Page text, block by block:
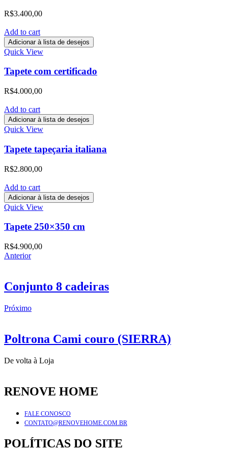
R$3.400,00
Add to cart
Adicionar à lista de desejos
Quick View
Tapete com certificado
R$4.000,00
Add to cart
Adicionar à lista de desejos
Quick View
Tapete tapeçaria italiana
R$2.800,00
Add to cart
Adicionar à lista de desejos
Quick View
Tapete 250×350 cm
R$4.900,00
Anterior
Conjunto 8 cadeiras
Próximo
Poltrona Cami couro (SIERRA)
De volta à Loja
RENOVE HOME
FALE CONOSCO
CONTATO@RENOVEHOME.COM.BR
POLÍTICAS DO SITE